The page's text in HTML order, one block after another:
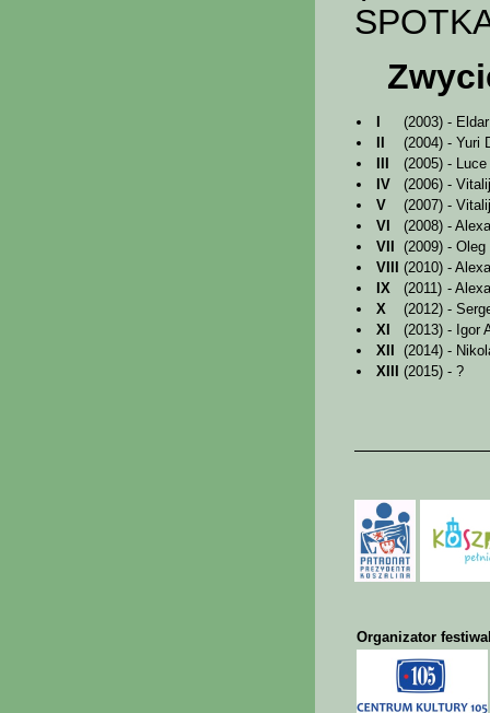
(2003) -
(2004) - Yuri
(2005) -
IV
(2006) -
V
(2007) -
VI
(2008) -
VII
(2009) - Oleg
VIII
(2010) -
IX
(2011) -
X
(2012) -
XI
(2013) - Igor
XII
(2014) -
XIII
(2015) - ?
Organizator